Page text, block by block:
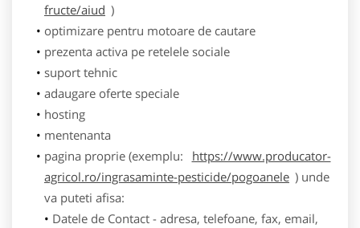
fructe/aiud )
optimizare pentru motoare de cautare
prezenta activa pe retelele sociale
suport tehnic
adaugare oferte speciale
hosting
mentenanta
pagina proprie (exemplu:
https://www.producator-
agricol.ro/ingrasaminte-pesticide/pogoanele ) unde
va puteti afisa:
Datele de Contact - adresa, telefoane, fax, email,